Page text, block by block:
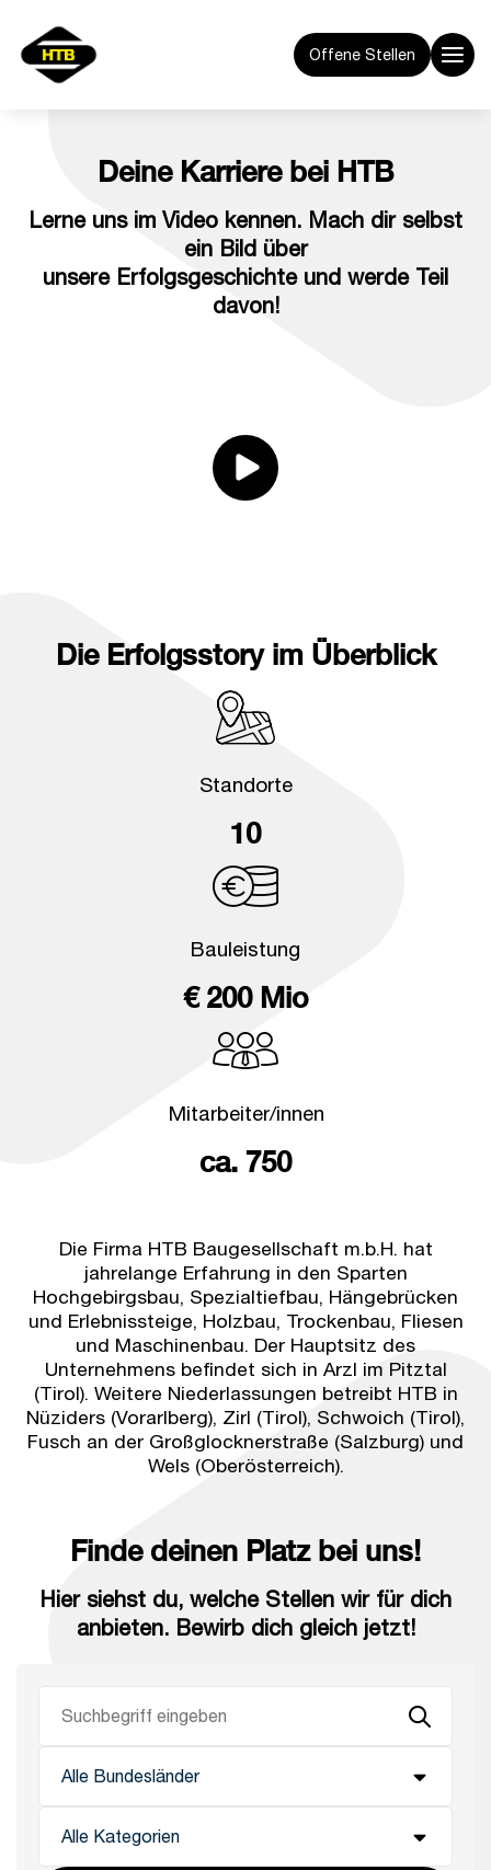
Offene Stellen
Deine Karriere bei HTB
Lerne uns im Video kennen. Mach dir selbst
ein Bild über
unsere Erfolgsgeschichte und werde Teil
davon!
Die Erfolgsstory im Überblick
Standorte
10
Bauleistung
€ 200 Mio
Mitarbeiter/innen
ca. 750
Die Firma HTB Baugesellschaft m.b.H. hat
jahrelange Erfahrung in den Sparten
Hochgebirgsbau, Spezialtiefbau, Hängebrücken
und Erlebnissteige, Holzbau, Trockenbau, Fliesen
und Maschinenbau. Der Hauptsitz des
Unternehmens befindet sich in Arzl im Pitztal
(Tirol). Weitere Niederlassungen betreibt HTB in
Nüziders (Vorarlberg), Zirl (Tirol), Schwoich (Tirol),
Fusch an der Großglocknerstraße (Salzburg) und
Wels (Oberösterreich).
Finde deinen Platz bei uns!
Hier siehst du, welche Stellen wir für dich
anbieten. Bewirb dich gleich jetzt!